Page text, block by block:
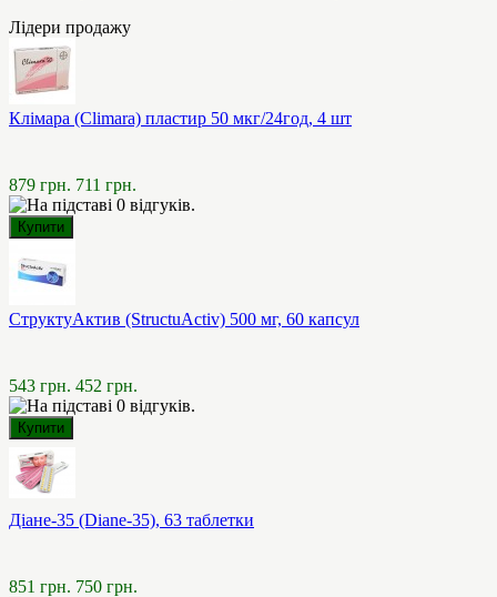
Лідери продажу
Клімара (Climara) пластир 50 мкг/24год, 4 шт
879 грн. 711 грн.
СтруктуАктив (StructuActiv) 500 мг, 60 капсул
543 грн. 452 грн.
Діане-35 (Diane-35), 63 таблетки
851 грн. 750 грн.